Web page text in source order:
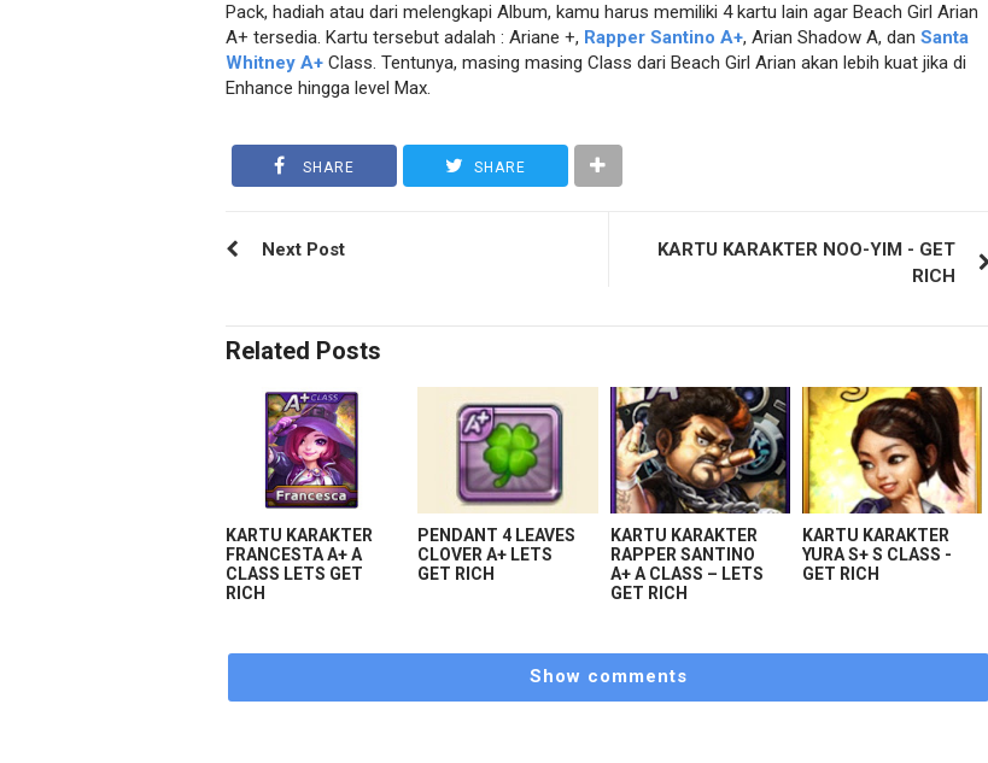
Pack, hadiah atau dari melengkapi Album, kamu harus memiliki 4 kartu lain agar Beach Girl Arian
A+ tersedia. Kartu tersebut adalah : Ariane +, Rapper Santino A+, Arian Shadow A, dan Santa
Whitney A+ Class. Tentunya, masing masing Class dari Beach Girl Arian akan lebih kuat jika di
Enhance hingga level Max.
SHARE SHARE
Next Post
KARTU KARAKTER NOO-YIM - GET
RICH
Related Posts
KARTU KARAKTER
FRANCESTA A+ A
CLASS LETS GET
RICH
PENDANT 4 LEAVES
CLOVER A+ LETS
GET RICH
KARTU KARAKTER
RAPPER SANTINO
A+ A CLASS – LETS
GET RICH
KARTU KARAKTER
YURA S+ S CLASS -
GET RICH
Show comments